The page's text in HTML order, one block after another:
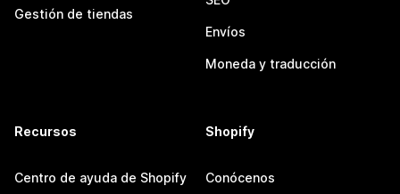
Gestión de tiendas
Envíos
Moneda y traducción
Recursos
Centro de ayuda de Shopify
Shopify
Conócenos